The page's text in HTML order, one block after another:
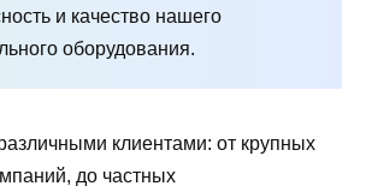
и качество нашего
оборудования.
клиентами: от крупных
до частных